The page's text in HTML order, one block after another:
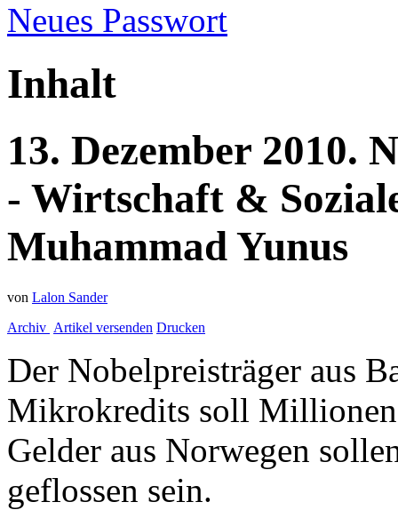
Neues Passwort
Inhalt
13. Dezember 2010.
- Wirtschaft &
Muhammad Yunus
von Lalon Sander
Archiv Artikel versenden Drucken
Der Nobelpreisträger aus
Mikrokredits soll Millionen
Gelder aus Norwegen
geflossen sein.